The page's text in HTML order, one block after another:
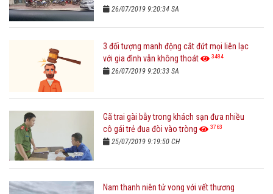
26/07/2019 9:20:34 SA
3 đối tượng manh động cắt đứt mọi liên lạc
với gia đình vẫn không thoát
3484
26/07/2019 9:20:33 SA
Gã trai gài bẫy trong khách sạn đưa nhiều
cô gái trẻ đua đòi vào tròng
3763
25/07/2019 9:19:50 CH
Nam thanh niên tử vong với vết thương